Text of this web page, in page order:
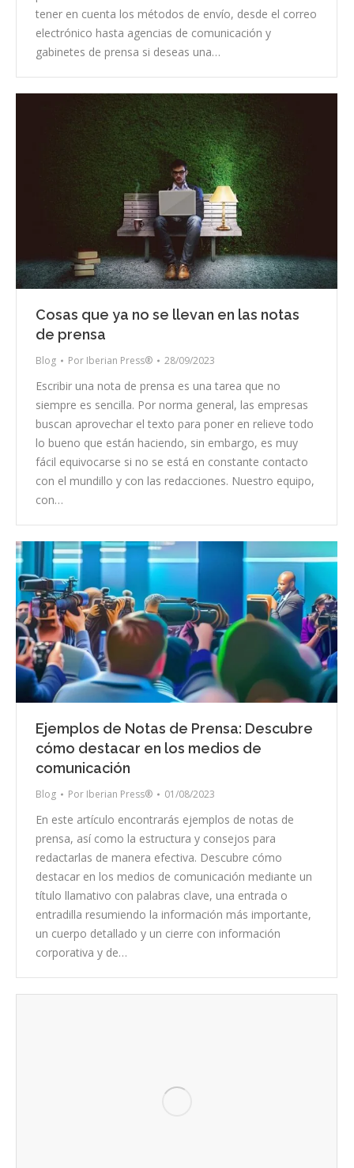
tener en cuenta los métodos de envío, desde el correo
electrónico hasta agencias de comunicación y
gabinetes de prensa si deseas una…
Cosas que ya no se llevan en las notas
de prensa
Blog Por Iberian Press® 28/09/2023
Escribir una nota de prensa es una tarea que no
siempre es sencilla. Por norma general, las empresas
buscan aprovechar el texto para poner en relieve todo
lo bueno que están haciendo, sin embargo, es muy
fácil equivocarse si no se está en constante contacto
con el mundillo y con las redacciones. Nuestro equipo,
con…
Ejemplos de Notas de Prensa: Descubre
cómo destacar en los medios de
comunicación
Blog Por Iberian Press® 01/08/2023
En este artículo encontrarás ejemplos de notas de
prensa, así como la estructura y consejos para
redactarlas de manera efectiva. Descubre cómo
destacar en los medios de comunicación mediante un
título llamativo con palabras clave, una entrada o
entradilla resumiendo la información más importante,
un cuerpo detallado y un cierre con información
corporativa y de…